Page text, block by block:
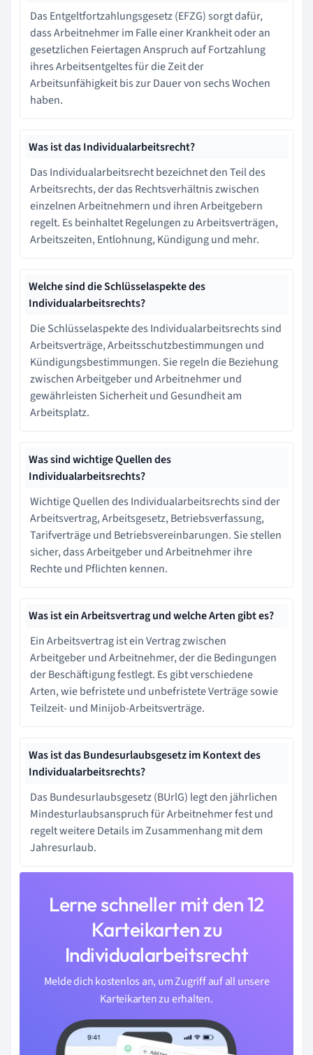
Das Entgeltfortzahlungsgesetz (EFZG) sorgt dafür,
dass Arbeitnehmer im Falle einer Krankheit oder an
gesetzlichen Feiertagen Anspruch auf Fortzahlung
ihres Arbeitsentgeltes für die Zeit der
Arbeitsunfähigkeit bis zur Dauer von sechs Wochen
haben.
Was ist das Individualarbeitsrecht?
Das Individualarbeitsrecht bezeichnet den Teil des
Arbeitsrechts, der das Rechtsverhältnis zwischen
einzelnen Arbeitnehmern und ihren Arbeitgebern
regelt. Es beinhaltet Regelungen zu Arbeitsverträgen,
Arbeitszeiten, Entlohnung, Kündigung und mehr.
Welche sind die Schlüsselaspekte des
Individualarbeitsrechts?
Die Schlüsselaspekte des Individualarbeitsrechts sind
Arbeitsverträge, Arbeitsschutzbestimmungen und
Kündigungsbestimmungen. Sie regeln die Beziehung
zwischen Arbeitgeber und Arbeitnehmer und
gewährleisten Sicherheit und Gesundheit am
Arbeitsplatz.
Was sind wichtige Quellen des
Individualarbeitsrechts?
Wichtige Quellen des Individualarbeitsrechts sind der
Arbeitsvertrag, Arbeitsgesetz, Betriebsverfassung,
Tarifverträge und Betriebsvereinbarungen. Sie stellen
sicher, dass Arbeitgeber und Arbeitnehmer ihre
Rechte und Pflichten kennen.
Was ist ein Arbeitsvertrag und welche Arten gibt es?
Ein Arbeitsvertrag ist ein Vertrag zwischen
Arbeitgeber und Arbeitnehmer, der die Bedingungen
der Beschäftigung festlegt. Es gibt verschiedene
Arten, wie befristete und unbefristete Verträge sowie
Teilzeit- und Minijob-Arbeitsverträge.
Was ist das Bundesurlaubsgesetz im Kontext des
Individualarbeitsrechts?
Das Bundesurlaubsgesetz (BUrlG) legt den jährlichen
Mindesturlaubsanspruch für Arbeitnehmer fest und
regelt weitere Details im Zusammenhang mit dem
Jahresurlaub.
Lerne schneller mit den 12
Karteikarten zu
Individualarbeitsrecht
Melde dich kostenlos an, um Zugriff auf all unsere
Karteikarten zu erhalten.